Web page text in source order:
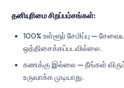
தனியுரிமை சிறப்பம்சங்கள்:
100% உள்ளூர் சேமிப்பு —
ஒத்திசைக்கப்படவில்லை.
கணக்கு இல்லை — நீங்கள்
உருவாக்க முடியாது.